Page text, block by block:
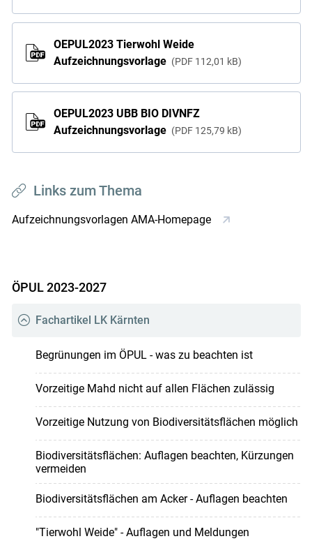
OEPUL2023 Tierwohl Weide
Aufzeichnungsvorlage
PDF 112,01 kB
OEPUL2023 UBB BIO DIVNFZ
Aufzeichnungsvorlage
PDF 125,79 kB
Links zum Thema
Aufzeichnungsvorlagen AMA-Homepage
ÖPUL 2023-2027
Fachartikel LK Kärnten
Begrünungen im ÖPUL - was zu beachten ist
Vorzeitige Mahd nicht auf allen Flächen zulässig
Vorzeitige Nutzung von Biodiversitätsflächen möglich
Biodiversitäts­flächen: Auflagen beachten, Kürzungen
vermeiden
Biodiversitätsflächen am Acker - Auflagen beachten
"Tierwohl Weide" - Auflagen und Meldungen